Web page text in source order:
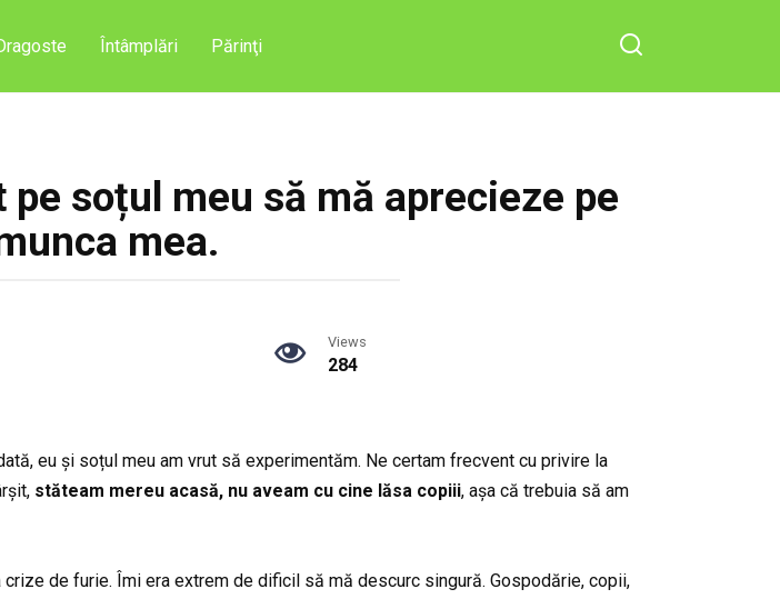
Întâmplări Părinţi
soțul meu să mă aprecieze pe
mea.
Views
284
eu și soțul meu am vrut să experimentăm. Ne certam frecvent cu privire la
stăteam mereu acasă, nu aveam cu cine lăsa copiii, așa că trebuia să am
de furie. Îmi era extrem de dificil să mă descurc singură. Gospodărie, copii,